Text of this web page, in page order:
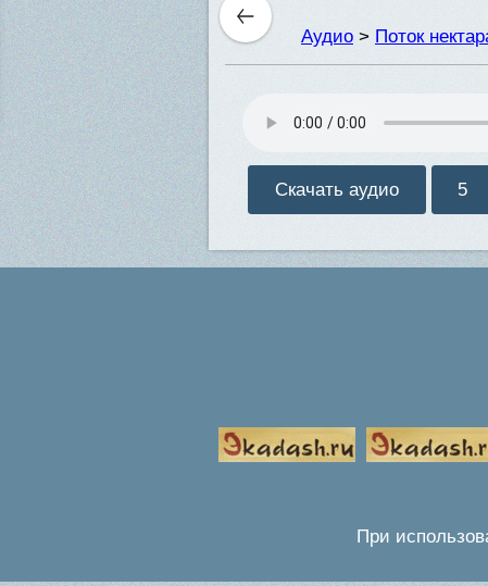
Аудио > Поток
Скачать аудио 5
При